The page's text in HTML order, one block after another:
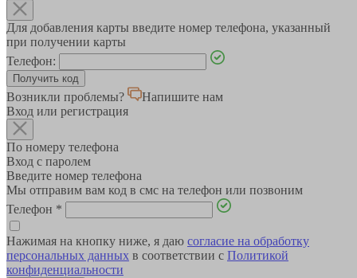
Для добавления карты введите номер телефона, указанный
при получении карты
Телефон:
Возникли проблемы?
Напишите нам
Вход или регистрация
По номеру телефона
Вход с паролем
Введите номер телефона
Мы отправим вам код в смс на телефон или позвоним
Телефон *
Нажимая на кнопку ниже, я даю согласие на обработку
персональных данных в соответствии с Политикой
конфиденциальности